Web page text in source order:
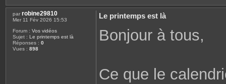
par robine29810
Mer 11 Fév 2026 15:53
Forum : Vos vidéos
Sujet : Le printemps est là
Réponses : 0
Vues : 898
Le printemps est là
Bonjour à tous,
Ce que le